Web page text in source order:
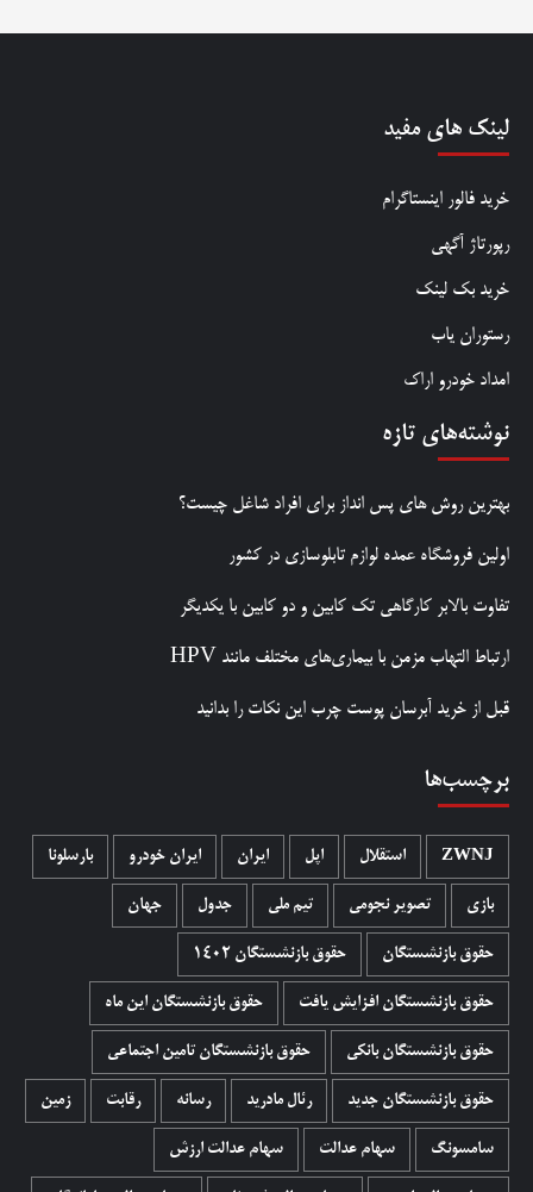
لینک های مفید
خرید فالور اینستاگرام
رپورتاژ آگهی
خرید بک لینک
رستوران یاب
امداد خودرو اراک
نوشته‌های تازه
بهترین روش‌ های پس‌ انداز برای افراد شاغل چیست؟
اولین فروشگاه عمده لوازم تابلوسازی در کشور
تفاوت بالابر کارگاهی تک کابین و دو کابین با یکدیگر
ارتباط التهاب مزمن با بیماری‌های مختلف مانند HPV
قبل از خرید آبرسان پوست چرب این نکات را بدانید
برچسب‌ها
ZWNJ استقلال اپل ایران ایران خودرو بارسلونا
بازی تصویر نجومی تیم ملی جدول جهان
حقوق بازنشستگان حقوق بازنشستگان 1402
حقوق بازنشستگان افزایش یافت حقوق بازنشستگان این ماه
حقوق بازنشستگان بانکی حقوق بازنشستگان تامین اجتماعی
حقوق بازنشستگان جدید رئال مادرید رسانه رقابت زمین
سامسونگ سهام عدالت سهام عدالت ارزش